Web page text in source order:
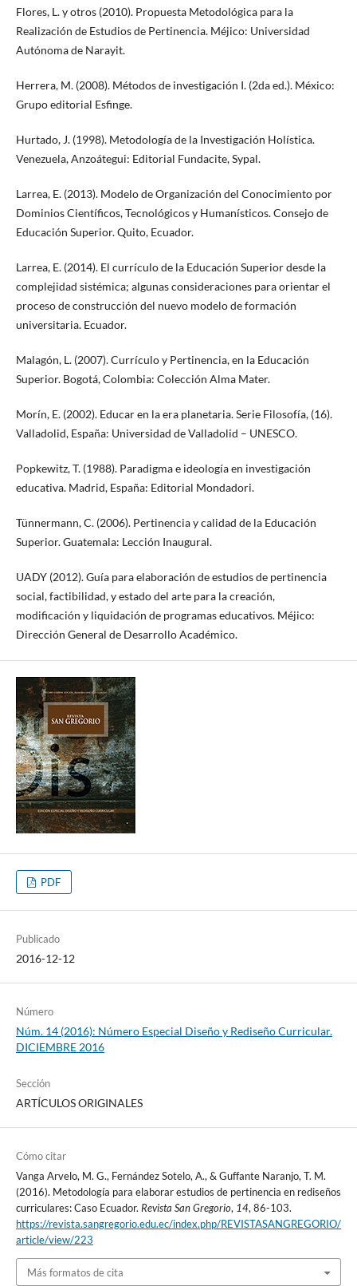
Flores, L. y otros (2010). Propuesta Metodológica para la
Realización de Estudios de Pertinencia. Méjico: Universidad
Autónoma de Narayit.
Herrera, M. (2008). Métodos de investigación I. (2da ed.). México:
Grupo editorial Esfinge.
Hurtado, J. (1998). Metodología de la Investigación Holística.
Venezuela, Anzoátegui: Editorial Fundacite, Sypal.
Larrea, E. (2013). Modelo de Organización del Conocimiento por
Dominios Científicos, Tecnológicos y Humanísticos. Consejo de
Educación Superior. Quito, Ecuador.
Larrea, E. (2014). El currículo de la Educación Superior desde la
complejidad sistémica; algunas consideraciones para orientar el
proceso de construcción del nuevo modelo de formación
universitaria. Ecuador.
Malagón, L. (2007). Currículo y Pertinencia, en la Educación
Superior. Bogotá, Colombia: Colección Alma Mater.
Morín, E. (2002). Educar en la era planetaria. Serie Filosofía, (16).
Valladolid, España: Universidad de Valladolid – UNESCO.
Popkewitz, T. (1988). Paradigma e ideología en investigación
educativa. Madrid, España: Editorial Mondadori.
Tünnermann, C. (2006). Pertinencia y calidad de la Educación
Superior. Guatemala: Lección Inaugural.
UADY (2012). Guía para elaboración de estudios de pertinencia
social, factibilidad, y estado del arte para la creación,
modificación y liquidación de programas educativos. Méjico:
Dirección General de Desarrollo Académico.
PDF
Publicado
2016-12-12
Número
Núm. 14 (2016): Número Especial Diseño y Rediseño Curricular.
DICIEMBRE 2016
Sección
ARTÍCULOS ORIGINALES
Cómo citar
Vanga Arvelo, M. G., Fernández Sotelo, A., & Guffante Naranjo, T. M.
(2016). Metodología para elaborar estudios de pertinencia en rediseños
curriculares: Caso Ecuador. Revista San Gregorio, 14, 86-103.
https://revista.sangregorio.edu.ec/index.php/REVISTASANGREGORIO/
article/view/223
Más formatos de cita